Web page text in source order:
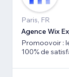
Paris, FR
Agence Wix
Promoovoir :
100% de